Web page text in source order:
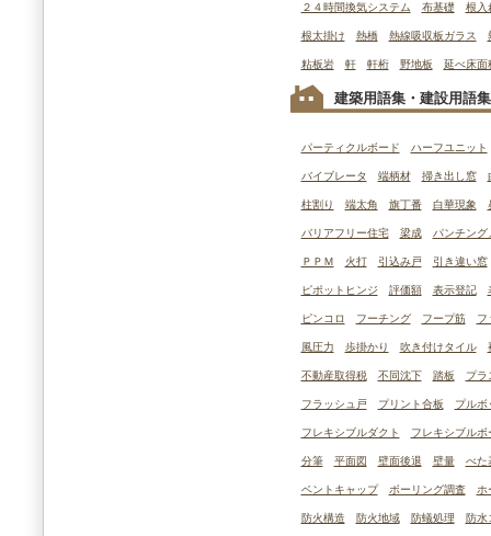
２４時間換気システム 布基礎 根入
根太掛け 熱橋 熱線吸収板ガラス
粘板岩 軒 軒桁 野地板 延べ床面
建築用語集・建設用語
パーティクルボード ハーフユニット
バイブレータ 端柄材 掃き出し窓
柱割り 端太角 旗丁番 白華現象
バリアフリー住宅 梁成 パンチング
ＰＰＭ 火打 引込み戸 引き違い窓
ピポットヒンジ 評価額 表示登記
ピンコロ フーチング フープ筋 フ
風圧力 歩掛かり 吹き付けタイル
不動産取得税 不同沈下 踏板 プラ
フラッシュ戸 プリント合板 プルボ
フレキシブルダクト フレキシブルボ
分筆 平面図 壁面後退 壁量 べた
ベントキャップ ボーリング調査 ホ
防火構造 防火地域 防蟻処理 防水